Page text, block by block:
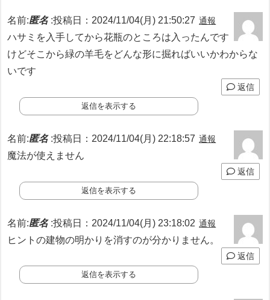
名前:匿名:投稿日：2024/11/04(月) 21:50:27 通報
ハサミを入手してから花瓶のところは入ったんです
けどそこから緑の羊毛をどんな形に掘ればいいかわからな
いです
返信
返信を表示する
名前:匿名:投稿日：2024/11/04(月) 22:18:57 通報
魔法が使えません
返信
返信を表示する
名前:匿名:投稿日：2024/11/04(月) 23:18:02 通報
ヒントの建物の明かりを消すのが分かりません。
返信
返信を表示する